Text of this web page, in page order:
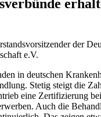
der
e.V.
in deutschen
Stetig steigt die
eine Zertifizierung
Auch die